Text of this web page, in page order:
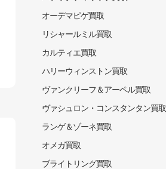
オーデマピゲ買取
リシャールミル買取
カルティエ買取
ハリーウィンストン買取
ヴァンクリーフ＆アーペル買取
ヴァシュロン・コンスタンタン買取
ランゲ＆ゾーネ買取
オメガ買取
ブライトリング買取